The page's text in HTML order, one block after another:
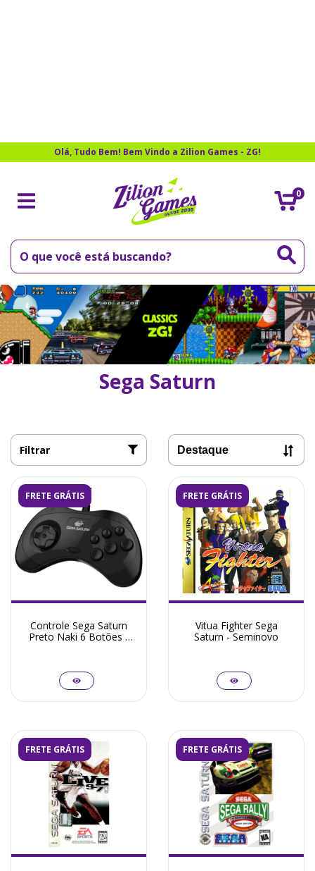
Olá, Tudo Bem! Bem Vindo a Zilion Games - ZG!
0
Sega Saturn
Filtrar
FRETE GRÁTIS
Controle Sega Saturn
Preto Naki 6 Botões -
FRETE GRÁTIS
Vitua Fighter Sega
Saturn - Seminovo
FRETE GRÁTIS FRETE GRÁTIS